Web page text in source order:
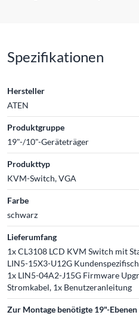
Spezifikationen
Hersteller
ATEN
Produktgruppe
19"-/10"-Geräteträger
Produkttyp
KVM-Switch, VGA
Farbe
schwarz
Lieferumfang
1x CL3108 LCD KVM Switch mit
LIN5-15X3-U12G
1x LIN5-04A2-J15G Firmware
Stromkabel, 1x Benutzeranleitung
Zur Montage benötigte 19"-Ebenen